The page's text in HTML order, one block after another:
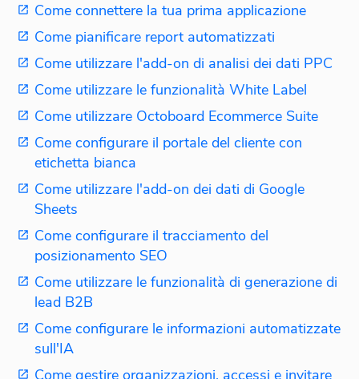
Come connettere la tua prima applicazione
Come pianificare report automatizzati
Come utilizzare l'add-on di analisi dei dati PPC
Come utilizzare le funzionalità White Label
Come utilizzare Octoboard Ecommerce Suite
Come configurare il portale del cliente con
etichetta bianca
Come utilizzare l'add-on dei dati di Google
Sheets
Come configurare il tracciamento del
posizionamento SEO
Come utilizzare le funzionalità di generazione di
lead B2B
Come configurare le informazioni automatizzate
sull'IA
Come gestire organizzazioni, accessi e invitare